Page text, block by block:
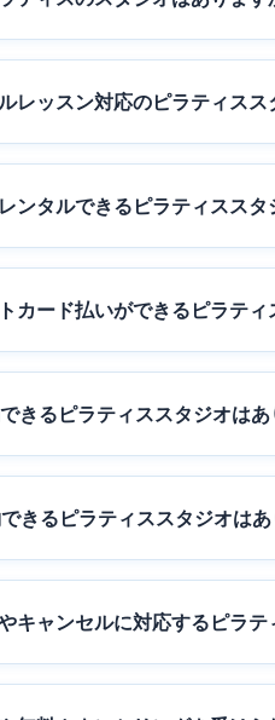
レッスン対応のピラティスス
ンタルできるピラティススタ
カード払いができるピラティ
きるピラティススタジオはあ
きるピラティススタジオはあ
キャンセルに対応するピラ